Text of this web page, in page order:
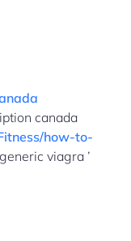
canada
how-to-
viagra ’